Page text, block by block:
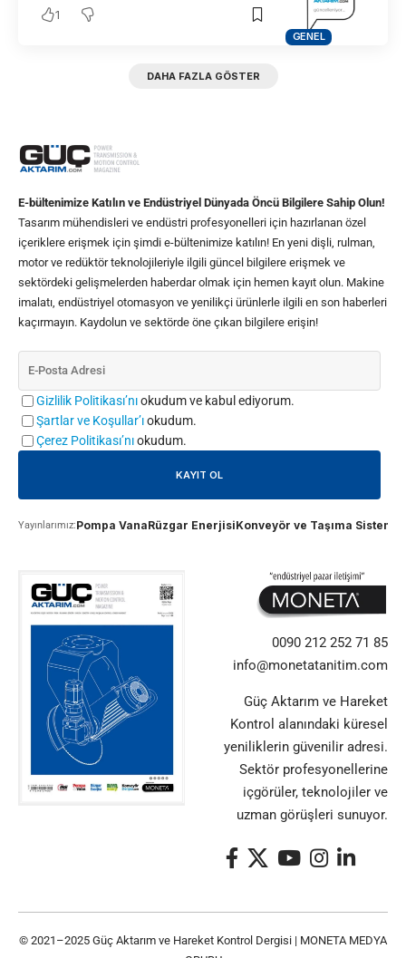
GENEL
1
DAHA FAZLA GÖSTER
E-bültenimize Katılın ve Endüstriyel Dünyada Öncü Bilgilere Sahip Olun!
Tasarım mühendisleri ve endüstri profesyonelleri için hazırlanan özel
içeriklere erişmek için şimdi e-bültenimize katılın! En yeni dişli, rulman,
motor ve redüktör teknolojileriyle ilgili güncel bilgilere erişmek ve
sektördeki gelişmelerden haberdar olmak için hemen kayıt olun. Makine
imalatı, endüstriyel otomasyon ve yenilikçi ürünlerle ilgili en son haberleri
kaçırmayın. Kaydolun ve sektörde öne çıkan bilgilere erişin!
Gizlilik Politikası’nıokudum ve kabul ediyorum.
Şartlar ve Koşullar’ıokudum.
Çerez Politikası’nıokudum.
Yayınlarımız:Pompa VanaRüzgar EnerjisiKonveyör ve Taşıma
0090 212 252 71 85
info@monetatanitim.com
Güç Aktarım ve Hareket
Kontrol alanındaki küresel
yeniliklerin güvenilir adresi.
Sektör profesyonellerine
içgörüler, teknolojiler ve
uzman görüşleri sunuyor.
© 2021–2025 Güç Aktarım ve Hareket Kontrol Dergisi | MONETA MEDYA